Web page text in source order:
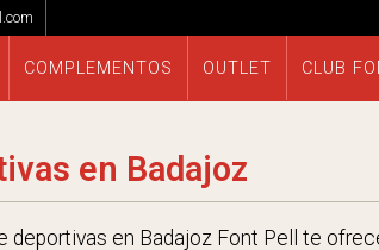
COMPLEMENTOS OUTLET CLUB
en Badajoz
deportivas en Badajoz Font Pell te